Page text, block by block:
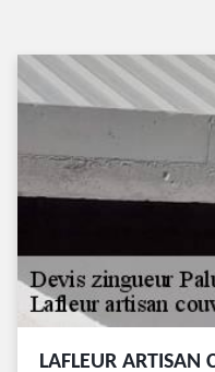
LAFLEUR ARTISAN